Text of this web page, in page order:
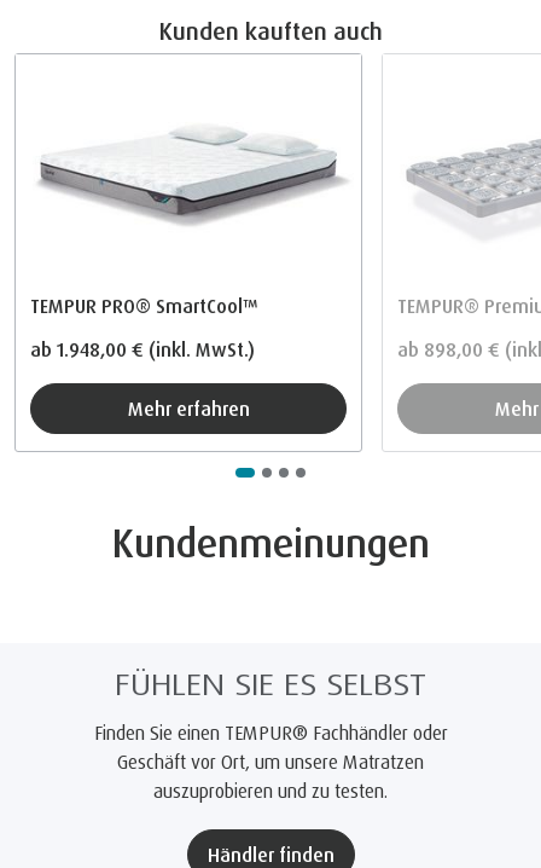
Kunden kauften auch
TEMPUR PRO® SmartCool™
ab 1.948,00 € (inkl. MwSt.)
Mehr erfahren
TEMPUR®
ab 898,00 €
Kundenmeinungen
FÜHLEN SIE ES SELBST
Finden Sie einen TEMPUR® Fachhändler oder
Geschäft vor Ort, um unsere Matratzen
auszuprobieren und zu testen.
Händler finden